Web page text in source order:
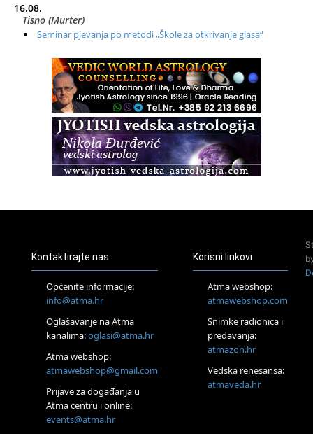
16.08.
Tisno (Murter)
Seminar pjevanja po metodi „Škole za otkrivanje glasa“
Radionica: Pomagači iz drugih dimenzija Online – otvoreno za
Zagreb+Online
Osnovni ThetaHealing® tečaj, Zagreb i Online
Access BARS®, otpusti stres
Pjesma srca / Zagreb
Tečaj Višeg Vodstva, razvijanja intuicije i Akaša zapisa
Online
Postanite Nositelj Vibracije Nove Zemlje
Visoko
Alemka Dauskardt – Jednodnevna radionica sistemskih
konstelacija
Zagreb
Kontaktirajte nas
Općenite informacije:
info@atma.hr
Oglašavanje na Atma
kanalima:oglasi@atma.hr
Atma webshop:
atmawebshop@gmail.com
Prijave za događanja u
Atma centru i online:
events@atma.hr
Korisni linkovi
Atma webshop:
atmawebshop.com
Snimke radionica i
predavanja:
atmazon.hr
Vedska renesansa:
atmaveda.hr